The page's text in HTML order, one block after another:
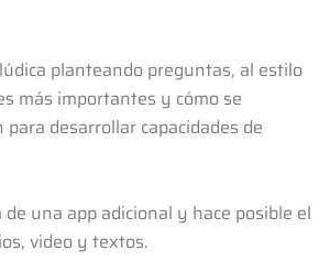
planteando preguntas, al estilo
más importantes y cómo se
desarrollar capacidades de
una app adicional y hace posible el
video y textos.